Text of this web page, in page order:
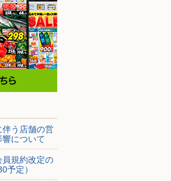
伴う店舗の営
について
員規約改定の
予定）